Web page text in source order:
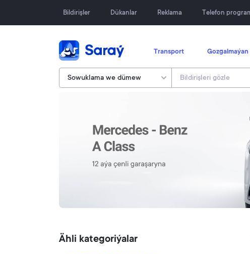
Bildirişler Dükanlar Reklama Telefon
Transport
Ähli kategoriýalar